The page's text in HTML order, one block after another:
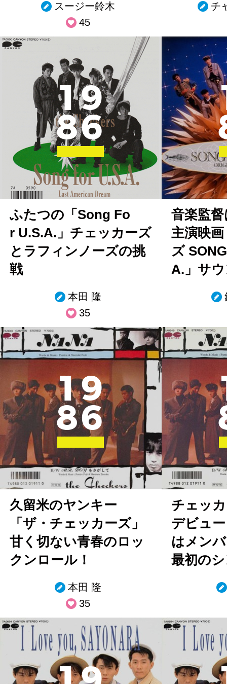
スージー鈴木
45
チ
19
86
ふたつの「Song Fo
r U.S.A.」チェッカーズ
とラフィンノーズの挑
戦
本田 隆
35
音楽監
主演映
ズ
A.」サ
19
86
久留米のヤンキー
「ザ・チェッカーズ」
甘く切ない青春のロッ
クンロール！
本田 隆
35
チェッ
デビュ
はメン
最初の